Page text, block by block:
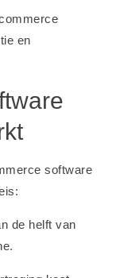
en
software
de helft van